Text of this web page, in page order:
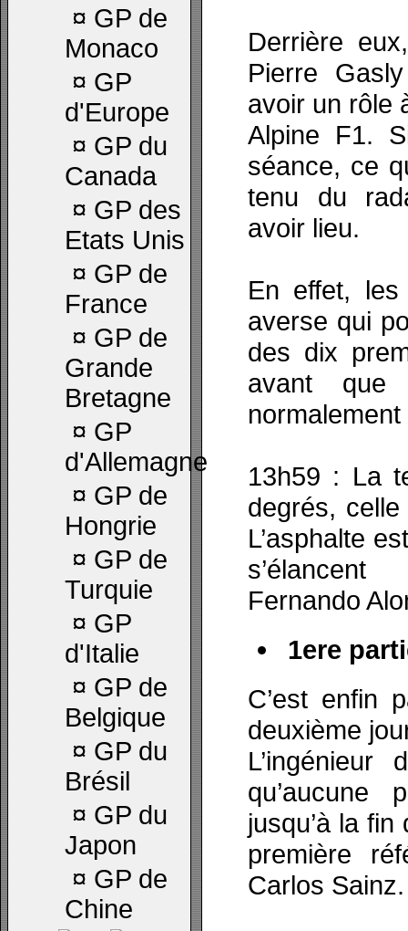
¤ GP de
Monaco
¤ GP
d'Europe
¤ GP du
Canada
¤ GP des
Etats Unis
¤ GP de
France
¤ GP de
Grande
Bretagne
¤ GP
d'Allemagne
¤ GP de
Hongrie
¤ GP de
Turquie
¤ GP
d'Italie
¤ GP de
Belgique
¤ GP du
Brésil
¤ GP du
Japon
¤ GP de
Chine
Derrière
Pierre
avoir un rôle
Alpine F1.
séance, ce
tenu du
avoir lieu.
En effet, les
averse qui
des dix
avant
13h59 : La
degrés,
L’asphalte
Fernando
1ere
C’est enfin
deuxième
L’ingénieur
qu’aucune
jusqu’à la
première
Carlos Sainz.